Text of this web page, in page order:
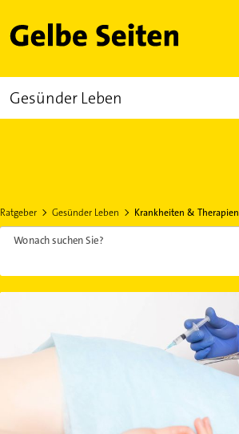
Gelbe Seiten
Gesünder Leben
Ratgeber Gesünder Leben Krankheiten & Therapien
Wonach suchen Sie?